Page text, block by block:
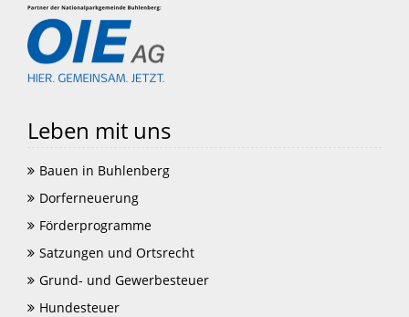
Leben mit uns
Bauen in Buhlenberg
Dorferneuerung
Förderprogramme
Satzungen und Ortsrecht
Grund- und Gewerbesteuer
Hundesteuer